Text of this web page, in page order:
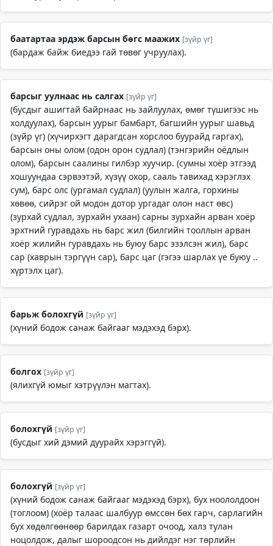
баатартаа эрдэж барсын бөгс маажих [зүйр үг]
(бардаж байж биедээ гай төвөг учруулах).
барсыг уулнаас нь салгах [зүйр үг]
(бусдыг ашигтай байрнаас нь зайлуулах, өмөг түшигээс нь
холдуулах), барсын уурыг бамбарт, багшийн уурыг шавьд
(зүйр үг) (хүчирхэгт дарагдсан хорслоо буурайд гаргах),
барсын оны олом (одон орон судлал) (тэнгэрийн оёдлын
олом), барсын саалины гилбэр хуучир. (сумны хоёр этгээд
хошуундаа сэрвээтэй, хүзүү охор, сааль тавихад хэрэглэх
сум), барс олс (ургамал судлал) (уулын жалга, горхины
хөвөө, сийрэг ой модон дотор ургадаг олон наст өвс)
(зурхай судлал, зурхайн ухаан) сарны зурхайн арван хоёр
эрхтний гуравдахь нь барс жил (билгийн тооллын арван
хоёр жилийн гуравдахь нь буюу барс эзэлсэн жил), барс
сар (хаврын тэргүүн сар), барс цаг (гэгээ шарлах үе буюу ..
хүртэлх цаг).
барьж болохгүй [зүйр үг]
(хүний бодож санаж байгааг мэдэхэд бэрх).
болгох [зүйр үг]
(ялихгүй юмыг хэтрүүлэн магтах).
болохгүй [зүйр үг]
(бусдыг хий дэмий дуурайх хэрэггүй).
болохгүй [зүйр үг]
(хүний бодож санаж байгааг мэдэхэд бэрх), бух ноололдоон
(тоглоом) (хоёр талаас шалбуур өмссөн бөх гарч, сарлагийн
бух хөдөлгөөнөөр барилдах газарт очоод, халз тулан
ноцолдож, далыг шороодсон нь дийлдэг нэг төрлийн